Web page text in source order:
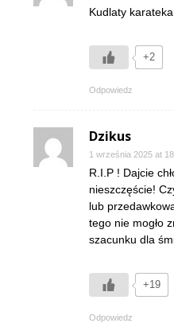
Kudlaty
+2
Odpowiedz
Dzikus
1 września 2025 at
R.I.P ! Dajcie
nieszczęście!
lub
tego nie mogło
szacunku dla
+19
Odpowiedz